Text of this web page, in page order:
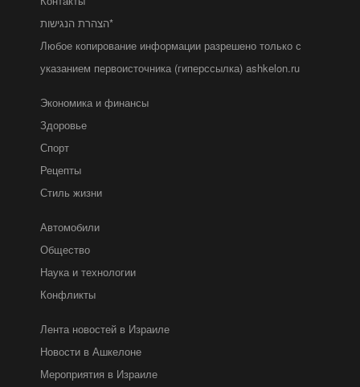
הצהרת הנגישות*
Любое копирование информации разрешено только с
указанием первоисточника (гиперссылка) ashkelon.ru
Экономика и финансы
Здоровье
Спорт
Рецепты
Стиль жизни
Автомобили
Общество
Наука и технологии
Конфликты
Лента новостей в Израиле
Новости в Ашкелоне
Мероприятия в Израиле